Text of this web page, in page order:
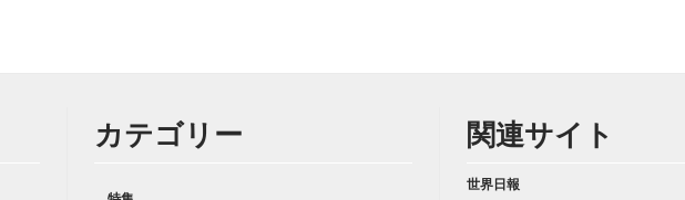
カテゴリー 関連サイト
世界日報